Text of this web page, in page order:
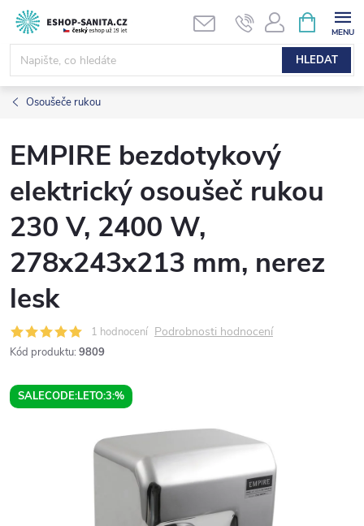
Přejít
obsah
HLEDAT
NÁKUPNÍ
KOŠÍK
Osoušeče rukou
EMPIRE bezdotykový
elektrický osoušeč rukou
230 V, 2400 W,
278x243x213 mm, nerez
lesk
1 hodnocení Podrobnosti hodnocení
Kód produktu: 9809
SALECODE:LETO:3:%